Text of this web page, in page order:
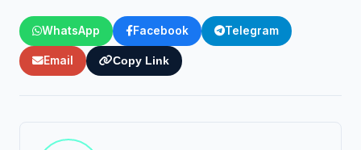
WhatsApp Facebook Telegram
Email Copy Link